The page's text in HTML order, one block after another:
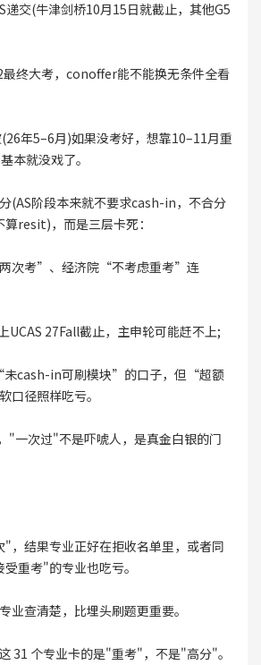
递交(牛津剑桥10月15日就截止，其他G5
最终大考，conoffer能不能换无条件全看
年5–6月)如果没考好，想靠10–11月重
本就没戏了。
(AS阶段本来就不要求cash-in，不合分
resit)，而是三层卡死：
次考”、经济院“不考虑重考”连
27Fall截止，主申轮可能赶不上;
cash-in可刷模块”的口子，但“超额
口径照样吃亏。
"一次过"不是吓唬人，是真金白银的门
，结果专业正好在拒收名单里，或者同
重考"的专业也吃亏。
业查清楚，比埋头刷题更重要。
31 个专业卡的是"重考"，不是"高分"。